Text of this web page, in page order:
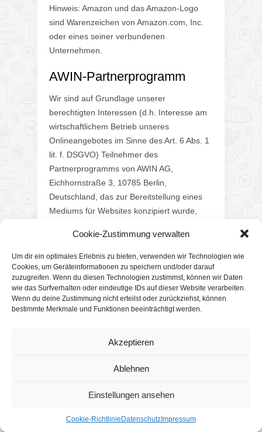
Cookie-Zustimmung verwalten
Um dir ein optimales Erlebnis zu bieten, verwenden wir Technologien wie
Cookies, um Geräteinformationen zu speichern und/oder darauf
zuzugreifen. Wenn du diesen Technologien zustimmst, können wir Daten
wie das Surfverhalten oder eindeutige IDs auf dieser Website verarbeiten.
Wenn du deine Zustimmung nicht erteilst oder zurückziehst, können
bestimmte Merkmale und Funktionen beeinträchtigt werden.
Akzeptieren
Ablehnen
Einstellungen ansehen
Cookie-Richtlinie Datenschutz Impressum
Hinweis: Amazon und das Amazon-Logo
sind Warenzeichen von Amazon.com, Inc.
oder eines seiner verbundenen
Unternehmen.
AWIN-Partnerprogramm
Wir sind auf Grundlage unserer
berechtigten Interessen (d.h. Interesse am
wirtschaftlichem Betrieb unseres
Onlineangebotes im Sinne des Art. 6 Abs. 1
lit. f. DSGVO) Teilnehmer des
Partnerprogramms von AWIN AG,
Eichhornstraße 3, 10785 Berlin,
Deutschland, das zur Bereitstellung eines
Mediums für Websites konzipiert wurde,
Werbeanzeigen und Links zu AWIN
Werbekostenerstattung verdient werden
kann (sog. Affiliate-System). AWIN setzt
Cookies ein, um die Herkunft des
Vertragsschlusses nachvollziehen zu
können. Unter anderem kann AWIN
dieser Website geklickt und anschließend
Weitere Informationen zur Datennutzung
erhalten Sie in der Datenschutzerklärung